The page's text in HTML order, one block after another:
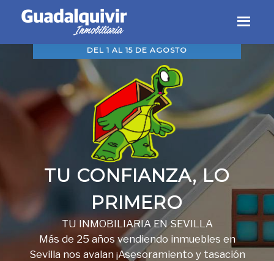
primary
navigation
main
content
footer
DEL 1 AL 15 DE AGOSTO
TU CONFIANZA, LO
PRIMERO
TU INMOBILIARIA EN SEVILLA
Más de 25 años vendiendo inmuebles en
Sevilla nos avalan ¡Asesoramiento y tasación